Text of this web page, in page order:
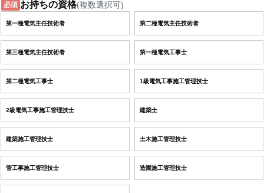
必須 お持ちの資格(複数選択可)
第一種電気主任技術者 第二種電気主任技術者
第三種電気主任技術者 第一種電気工事士
第二種電気工事士 1級電気工事施工管理技士
2級電気工事施工管理技士 建築士
建築施工管理技士 土木施工管理技士
管工事施工管理技士 造園施工管理技士